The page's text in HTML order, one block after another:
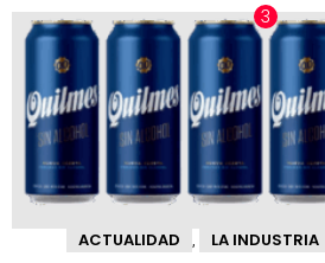
ACTUALIDAD LA INDUSTRIA